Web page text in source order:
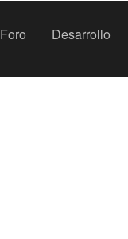
Foro Desarrollo